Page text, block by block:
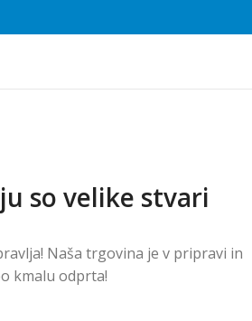
so velike stvari
Naša trgovina je v pripravi in
kmalu odprta!